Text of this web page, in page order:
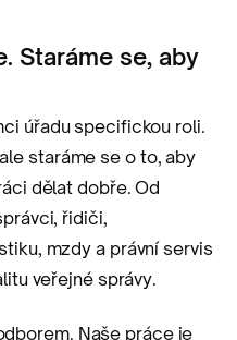
Staráme se, aby
úřadu specifickou roli.
staráme se o to, aby
dělat dobře. Od
řidiči,
mzdy a právní servis
veřejné správy.
Naše práce je